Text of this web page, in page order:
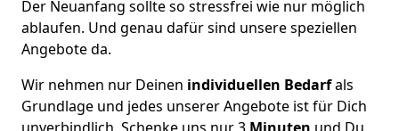
Der Neuanfang sollte so stressfrei wie nur möglich
ablaufen. Und genau dafür sind unsere speziellen
Angebote da.
Wir nehmen nur Deinen individuellen Bedarfals
Grundlage und jedes unserer Angebote ist für Dich